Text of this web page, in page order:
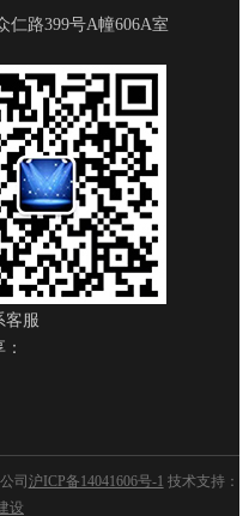
仁路399号A幢606A室
客服
司沪ICP备14041606号-1 技术支持：
设